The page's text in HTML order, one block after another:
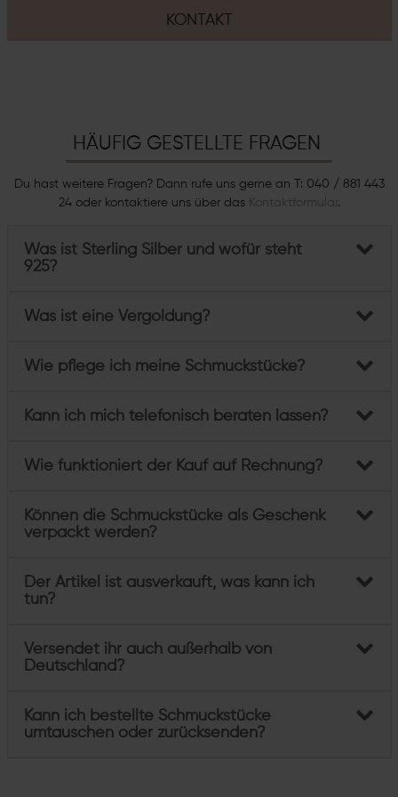
KONTAKT
HÄUFIG GESTELLTE FRAGEN
Du hast weitere Fragen? Dann rufe uns gerne an T: 040 / 881 443
24 oder kontaktiere uns über das
Kontaktformular.
Was ist Sterling Silber und wofür steht
925?
Was ist eine Vergoldung?
Wie pflege ich meine Schmuckstücke?
Kann ich mich telefonisch beraten lassen?
Wie funktioniert der Kauf auf Rechnung?
Können die Schmuckstücke als Geschenk
verpackt werden?
Der Artikel ist ausverkauft, was kann ich
tun?
Versendet ihr auch außerhalb von
Deutschland?
Kann ich bestellte Schmuckstücke
umtauschen oder zurücksenden?